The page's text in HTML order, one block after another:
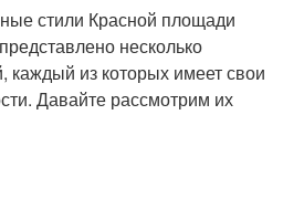
стили Красной площади
несколько
каждый из которых имеет свои
Давайте рассмотрим их